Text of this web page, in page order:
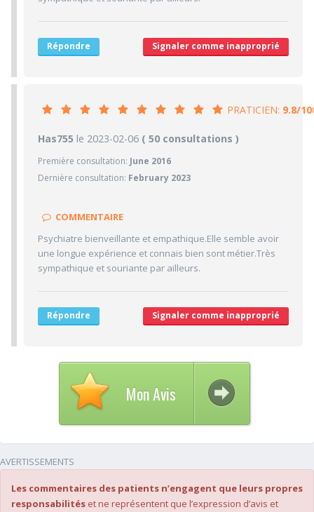
9/10 Stationnements alentours
Répondre Signaler comme inapproprié
PRATICIEN: 9.8/10
PRATICIEN9.8/10
10/10 Confiance accordée
10/10 Sympathie
10/10 Ponctualité/Temps en salle d'attente/Retard
CABINET/LOCAUX9.3/10
9/10 Stationnements alentours
Has755 le 2023-02-06 ( 50 consultations )
Première consultation: June 2016
Dernière consultation: February 2023
COMMENTAIRE
Psychiatre bienveillante et empathique.Elle semble avoir
une longue expérience et connais bien sont métier.Très
sympathique et souriante par ailleurs.
Répondre Signaler comme inapproprié
Mon Avis
AVERTISSEMENTS
Les commentaires des patients n’engagent que leurs propres
responsabilités et ne représentent que l’expression d’avis et